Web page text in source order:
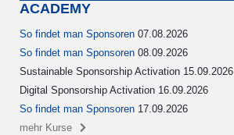
ACADEMY
So findet man Sponsoren 07.08.2026
So findet man Sponsoren 08.09.2026
Sustainable Sponsorship Activation 15.09.2026
Digital Sponsorship Activation 16.09.2026
So findet man Sponsoren 17.09.2026
mehr Kurse